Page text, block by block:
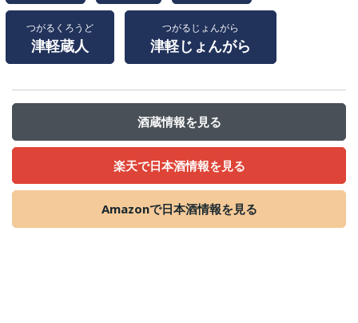
つがるくろうど
津軽蔵人
つがるじょんがら
津軽じょんがら
酒蔵情報を見る
楽天で日本酒情報を見る
Amazonで日本酒情報を見る